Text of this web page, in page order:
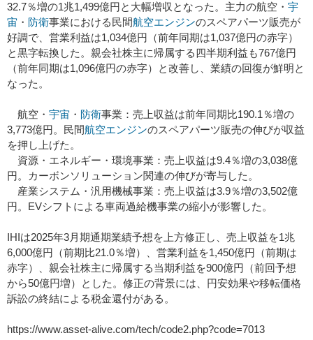
32.7％増の1兆1,499億円と大幅増収となった。主力の航空・ 宇
宙 ・ 防衛事業における民間航空エンジンのスペアパーツ販売が
好調で、営業利益は1,034億円（前年同期は1,037億円の赤字）
と黒字転換した。親会社株主に帰属する四半期利益も767億円
（前年同期は1,096億円の赤字）と改善し、業績の回復が鮮明と
なった。
航空・ 宇宙 ・ 防衛事業：売上収益は前年同期比190.1％増の
3,773億円。民間航空エンジンのスペアパーツ販売の伸びが収益
を押し上げた。
資源・エネルギー・環境事業：売上収益は9.4％増の3,038億
円。カーボンソリューション関連の伸びが寄与した。
産業システム・汎用機械事業：売上収益は3.9％増の3,502億
円。EVシフトによる車両過給機事業の縮小が影響した。
IHIは2025年3月期通期業績予想を上方修正し、売上収益を1兆
6,000億円（前期比21.0％増）、営業利益を1,450億円（前期は
赤字）、親会社株主に帰属する当期利益を900億円（前回予想
から50億円増）とした。修正の背景には、円安効果や移転価格
訴訟の終結による税金還付がある。
https://www.asset-alive.com/tech/code2.php?code=7013